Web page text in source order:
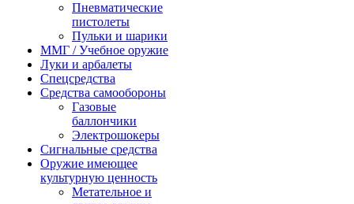
Пневматические
пистолеты
Пульки и шарики
ММГ / Учебное оружие
Луки и арбалеты
Спецсредства
Средства самообороны
Газовые
баллончики
Электрошокеры
Сигнальные средства
Оружие имеющее
культурную ценность
Метательное и